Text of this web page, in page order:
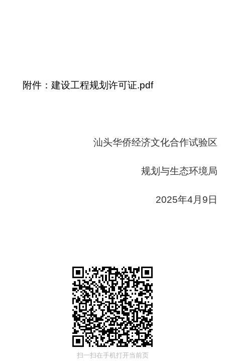
附件：建设工程规划许可证.pdf
汕头华侨经济文化合作试验区
规划与生态环境局
2025年4月9日
扫一扫在手机打开当前页